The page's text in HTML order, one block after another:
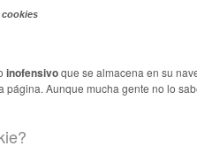
cookies
inofensivoque se almacena en su
página. Aunque mucha gente no lo